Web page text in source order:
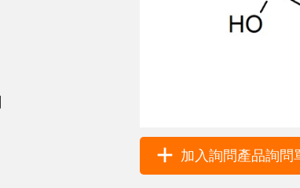
加入詢問產品詢問